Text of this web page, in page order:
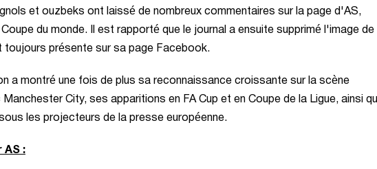
et ouzbeks ont laissé de nombreux commentaires sur la page d'AS,
du monde. Il est rapporté que le journal a ensuite supprimé l'image de
toujours présente sur sa page Facebook.
a montré une fois de plus sa reconnaissance croissante sur la scène
City, ses apparitions en FA Cup et en Coupe de la Ligue, ainsi
les projecteurs de la presse européenne.
AS :